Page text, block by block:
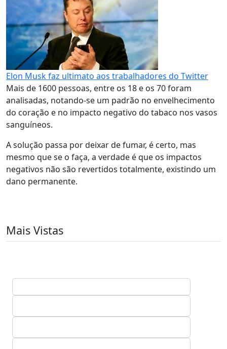
Elon Musk faz ultimato aos trabalhadores do Twitter
Mais de 1600 pessoas, entre os 18 e os 70 foram
analisadas, notando-se um padrão no envelhecimento
do coração e no impacto negativo do tabaco nos vasos
sanguíneos.
A solução passa por deixar de fumar, é certo, mas
mesmo que se o faça, a verdade é que os impactos
negativos não são revertidos totalmente, existindo um
dano permanente.
Mais Vistas